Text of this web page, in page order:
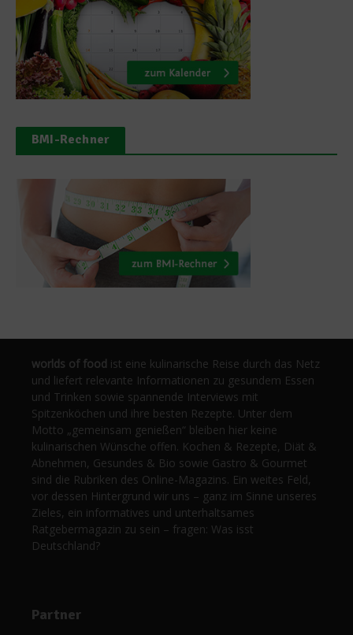
BMI-Rechner
worlds of food ist eine kulinarische Reise durch das Netz
und liefert relevante Informationen zu gesundem Essen
und Trinken sowie spannende Interviews mit
Spitzenköchen und ihre besten Rezepte. Unter dem
Motto „gemeinsam genießen“ bleiben hier keine
kulinarischen Wünsche offen. Kochen & Rezepte, Diät &
Abnehmen, Gesundes & Bio sowie Gastro & Gourmet
sind die Rubriken des Online-Magazins. Ein weites Feld,
vor dessen Hintergrund wir uns – ganz im Sinne unseres
Zieles, ein informatives und unterhaltsames
Ratgebermagazin zu sein – fragen: Was isst
Deutschland?
Partner